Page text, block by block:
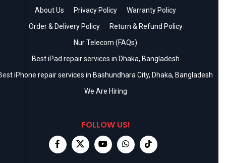
About Us Privacy Policy
Warranty Policy
Order & Delivery Policy
Return & Refund Policy
Nur Telecom (FAQs)
Best iPad repair services in Dhaka, Bangladesh
iPhone repair services in Bashundhara City, Dhaka, Bangladesh
We Are Hiring
FOLLOW US!